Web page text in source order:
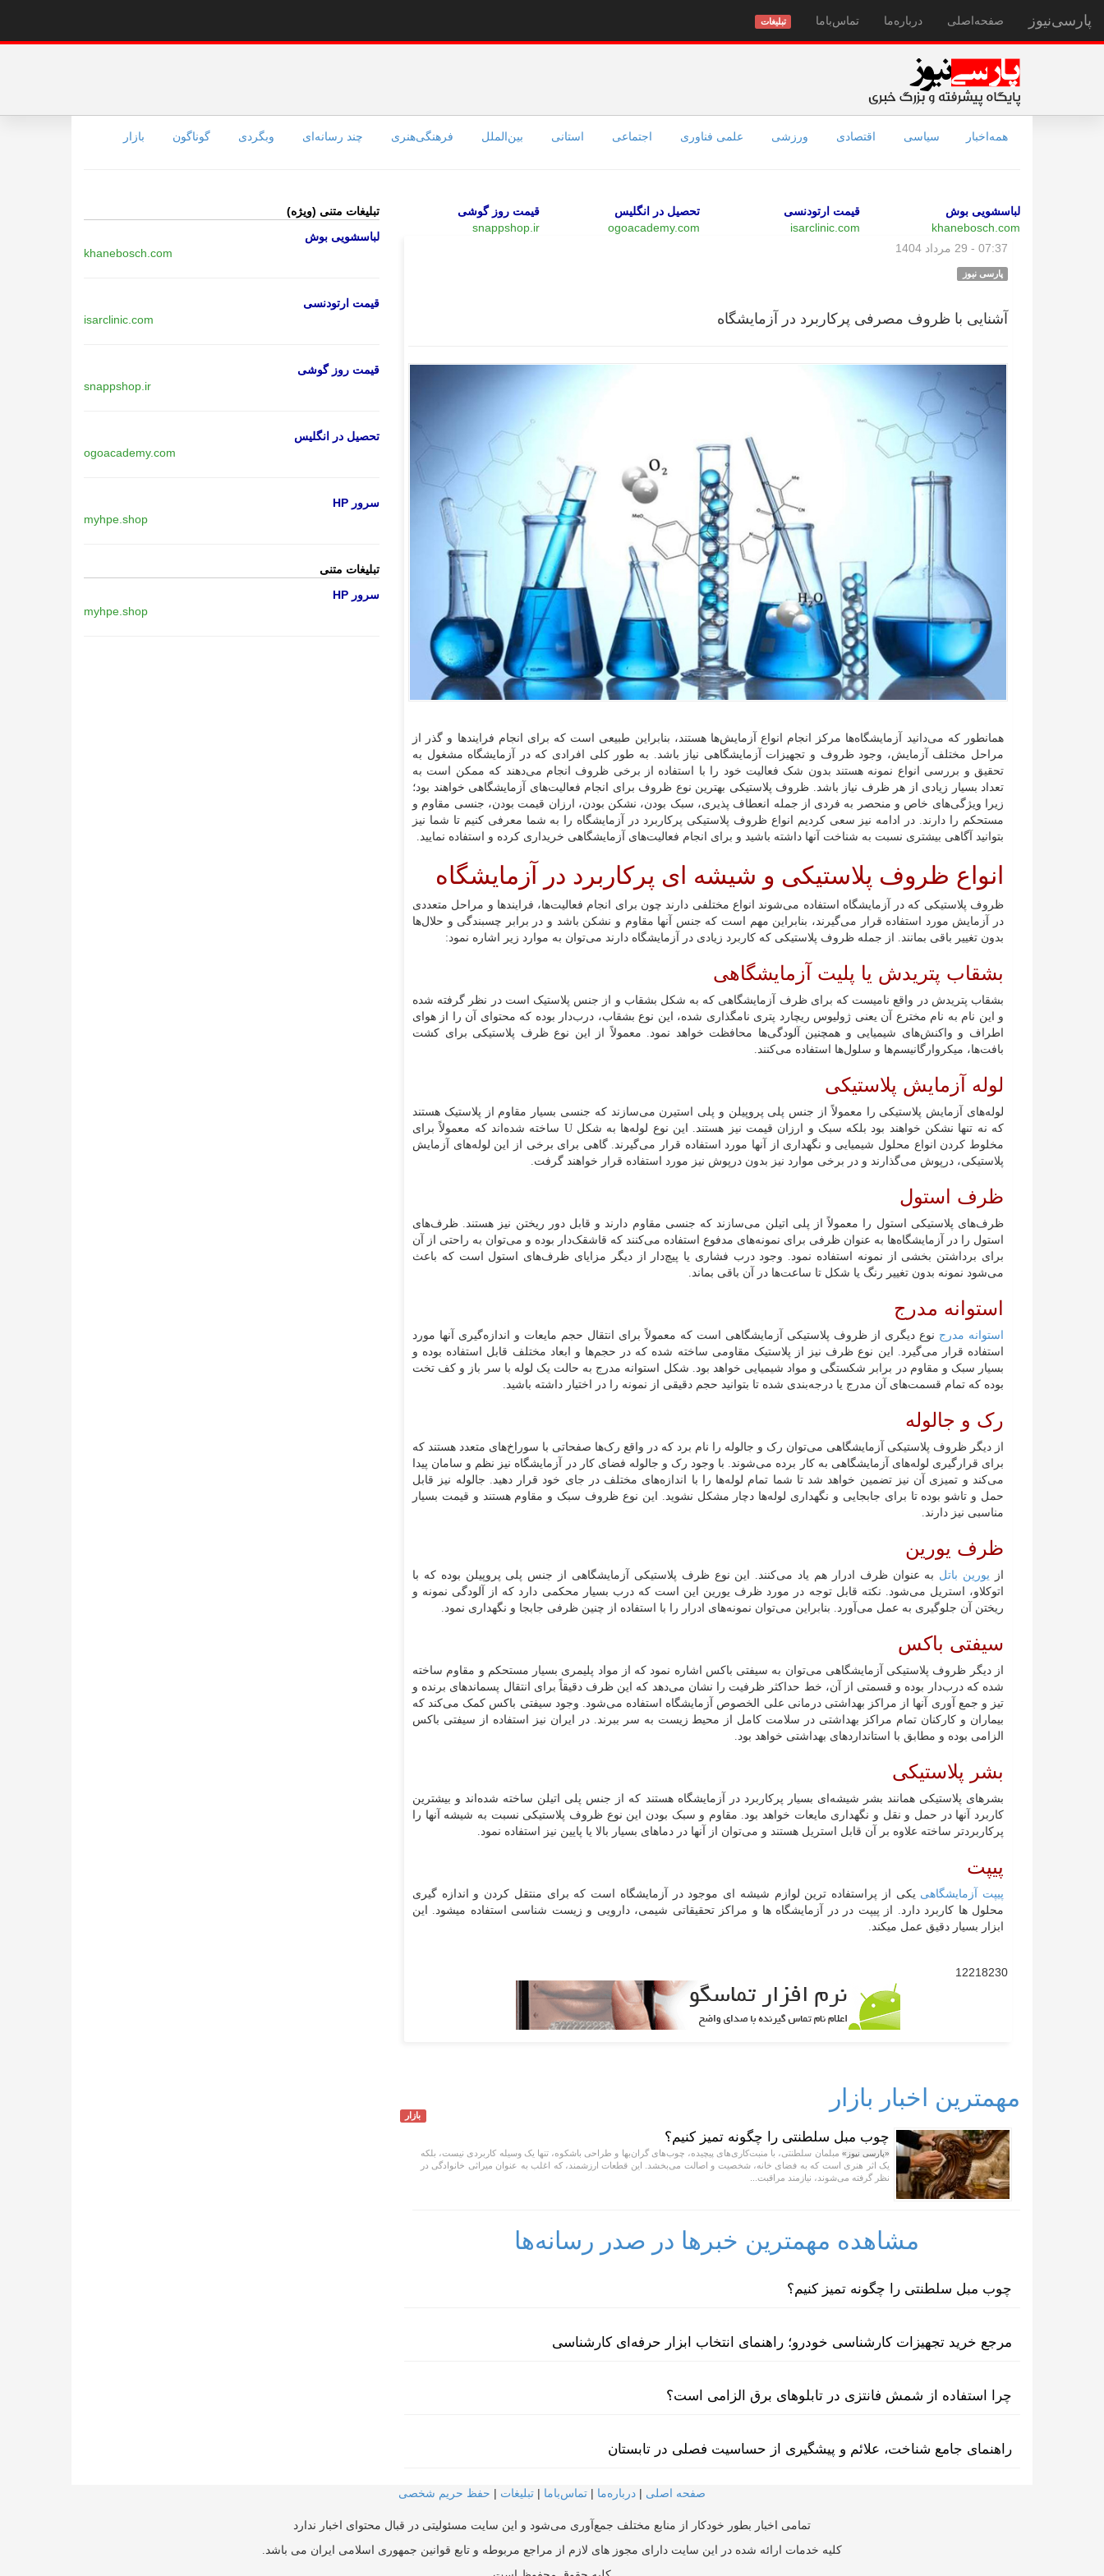
پارسی‌نیوز صفحه‌اصلی درباره‌ما تماس‌با‌ما تبلیغات
همه‌اخبار سیاسی اقتصادی ورزشی علمی فناوری اجتماعی استانی بین‌الملل فرهنگی‌هنری چند رسانه‌ای وبگردی گوناگون بازار
لباسشویی بوش
khanebosch.com
قیمت ارتودنسی
isarclinic.com
تحصیل در انگلیس
ogoacademy.com
قیمت روز گوشی
snappshop.ir
07:37 - 29 مرداد 1404
پارسی نیوز
آشنایی با ظروف مصرفی پرکاربرد در آزمایشگاه
همانطور که می‌دانید آزمایشگاه‌ها مرکز انجام انواع آزمایش‌ها هستند، بنابراین طبیعی است که برای انجام فرایندها و گذر از
مراحل مختلف آزمایش، وجود ظروف و تجهیزات آزمایشگاهی نیاز باشد. به طور کلی افرادی که در آزمایشگاه مشغول به
تحقیق و بررسی انواع نمونه هستند بدون شک فعالیت خود را با استفاده از برخی ظروف انجام می‌دهند که ممکن است به
تعداد بسیار زیادی از هر ظرف نیاز باشد. ظروف پلاستیکی بهترین نوع ظروف برای انجام فعالیت‌های آزمایشگاهی خواهند بود؛
زیرا ویژگی‌های خاص و منحصر به فردی از جمله انعطاف پذیری، سبک بودن، نشکن بودن، ارزان قیمت بودن، جنسی مقاوم و
مستحکم را دارند. در ادامه نیز سعی کردیم انواع ظروف پلاستیکی پرکاربرد در آزمایشگاه را به شما معرفی کنیم تا شما نیز
بتوانید آگاهی بیشتری نسبت به شناخت آنها داشته باشید و برای انجام فعالیت‌های آزمایشگاهی خریداری کرده و استفاده نمایید.
انواع ظروف پلاستیکی و شیشه ای پرکاربرد در آزمایشگاه
ظروف پلاستیکی که در آزمایشگاه استفاده می‌شوند انواع مختلفی دارند چون برای انجام فعالیت‌ها، فرایندها و مراحل متعددی
در آزمایش مورد استفاده قرار می‌گیرند، بنابراین مهم است که جنس آنها مقاوم و نشکن باشد و در برابر چسبندگی و حلال‌ها
بدون تغییر باقی بمانند. از جمله ظروف پلاستیکی که کاربرد زیادی در آزمایشگاه دارند می‌توان به موارد زیر اشاره نمود:
بشقاب پتریدش یا پلیت آزمایشگاهی
بشقاب پتریدش در واقع نامیست که برای ظرف آزمایشگاهی که به شکل بشقاب و از جنس پلاستیک است در نظر گرفته شده
و این نام به نام مخترع آن یعنی ژولیوس ریچارد پتری نامگذاری شده، این نوع بشقاب، درب‌دار بوده که محتوای آن را از هوای
اطراف و واکنش‌های شیمیایی و همچنین آلودگی‌ها محافظت خواهد نمود. معمولاً از این نوع ظرف پلاستیکی برای کشت
بافت‌ها، میکروارگانیسم‌ها و سلول‌ها استفاده می‌کنند.
لوله آزمایش پلاستیکی
لوله‌های آزمایش پلاستیکی را معمولاً از جنس پلی پروپیلن و پلی استیرن می‌سازند که جنسی بسیار مقاوم از پلاستیک هستند
که نه تنها نشکن خواهند بود بلکه سبک و ارزان‌ قیمت نیز هستند. این نوع لوله‌ها به شکل U ساخته شده‌اند که معمولاً برای
مخلوط کردن انواع محلول شیمیایی و نگهداری از آنها مورد استفاده قرار می‌گیرند. گاهی برای برخی از این لوله‌های آزمایش
پلاستیکی، درپوش می‌گذارند و در برخی موارد نیز بدون درپوش نیز مورد استفاده قرار خواهند گرفت.
ظرف استول
ظرف‌های پلاستیکی استول را معمولاً از پلی اتیلن می‌سازند که جنسی مقاوم دارند و قابل دور ریختن نیز هستند. ظرف‌های
استول را در آزمایشگاه‌ها به عنوان ظرفی برای نمونه‌های مدفوع استفاده می‌کنند که قاشقک‌دار بوده و می‌توان به راحتی از آن
برای برداشتن بخشی از نمونه استفاده نمود. وجود درب فشاری یا پیچ‌دار از دیگر مزایای ظرف‌های استول است که باعث
می‌شود نمونه بدون تغییر رنگ یا شکل تا ساعت‌ها در آن باقی بماند.
استوانه مدرج
استوانه مدرج نوع دیگری از ظروف پلاستیکی آزمایشگاهی است که معمولاً برای انتقال حجم مایعات و اندازه‌گیری آنها مورد
استفاده قرار می‌گیرد. این نوع ظرف نیز از پلاستیک مقاومی ساخته شده که در حجم‌ها و ابعاد مختلف قابل استفاده بوده و
بسیار سبک و مقاوم در برابر شکستگی و مواد شیمیایی خواهد بود. شکل استوانه مدرج به حالت یک لوله با سر باز و کف تخت
بوده که تمام قسمت‌های آن مدرج یا درجه‌بندی شده تا بتوانید حجم دقیقی از نمونه را در اختیار داشته باشید.
رک و جالوله
از دیگر ظروف پلاستیکی آزمایشگاهی می‌توان رک و جالوله را نام برد که در واقع رک‌ها صفحاتی با سوراخ‌های متعدد هستند که
برای قرارگیری لوله‌های آزمایشگاهی به کار برده می‌شوند. با وجود رک و جالوله فضای کار در آزمایشگاه نیز نظم و سامان پیدا
می‌کند و تمیزی آن نیز تضمین خواهد شد تا شما تمام لوله‌ها را با اندازه‌های مختلف در جای خود قرار دهید. جالوله نیز قابل
حمل و تاشو بوده تا برای جابجایی و نگهداری لوله‌ها دچار مشکل نشوید. این نوع ظروف سبک و مقاوم هستند و قیمت بسیار
مناسبی نیز دارند.
ظرف یورین
از یورین باتل به عنوان ظرف ادرار هم یاد می‌کنند. این نوع ظرف پلاستیکی آزمایشگاهی از جنس پلی پروپیلن بوده که با
اتوکلاو، استریل می‌شود. نکته قابل توجه در مورد ظرف یورین این است که درب بسیار محکمی دارد که از آلودگی نمونه و
ریختن آن جلوگیری به عمل می‌آورد. بنابراین می‌توان نمونه‌های ادرار را با استفاده از چنین ظرفی جابجا و نگهداری نمود.
سیفتی باکس
از دیگر ظروف پلاستیکی آزمایشگاهی می‌توان به سیفتی باکس اشاره نمود که از مواد پلیمری بسیار مستحکم و مقاوم ساخته
شده که درب‌دار بوده و قسمتی از آن، خط حداکثر ظرفیت را نشان می‌دهد که این ظرف دقیقاً برای انتقال پسماندهای برنده و
تیز و جمع آوری آنها از مراکز بهداشتی درمانی علی الخصوص آزمایشگاه استفاده می‌شود. وجود سیفتی باکس کمک می‌کند که
بیماران و کارکنان تمام مراکز بهداشتی در سلامت کامل از محیط زیست به سر ببرند. در ایران نیز استفاده از سیفتی باکس
الزامی بوده و مطابق با استانداردهای بهداشتی خواهد بود.
بشر پلاستیکی
بشرهای پلاستیکی همانند بشر شیشه‌ای بسیار پرکاربرد در آزمایشگاه هستند که از جنس پلی اتیلن ساخته شده‌اند و بیشترین
کاربرد آنها در حمل و نقل و نگهداری مایعات خواهد بود. مقاوم و سبک بودن این نوع ظروف پلاستیکی نسبت به شیشه آنها را
پرکاربردتر ساخته علاوه بر آن قابل استریل هستند و می‌توان از آنها در دماهای بسیار بالا یا پایین نیز استفاده نمود.
پیپت
پیپت آزمایشگاهی یکی از پراستفاده ترین لوازم شیشه ای موجود در آزمایشگاه است که برای منتقل کردن و اندازه گیری
محلول ها کاربرد دارد. از پیپت در در آزمایشگاه ها و مراکز تحقیقاتی شیمی، دارویی و زیست شناسی استفاده میشود. این
ابزار بسیار دقیق عمل میکند.
12218230
مهمترین اخبار بازار
بازار
چوب مبل سلطنتی را چگونه تمیز کنیم؟
«پارسی نیوز» مبلمان سلطنتی، با منبت‌کاری‌های پیچیده، چوب‌های گران‌بها و طراحی باشکوه، تنها یک وسیله کاربردی نیست، بلکه
یک اثر هنری است که به فضای خانه، شخصیت و اصالت می‌بخشد. این قطعات ارزشمند، که اغلب به عنوان میراثی خانوادگی در
نظر گرفته می‌شوند، نیازمند مراقبت...
مشاهده مهمترین خبرها در صدر رسانه‌ها
چوب مبل سلطنتی را چگونه تمیز کنیم؟
مرجع خرید تجهیزات کارشناسی خودرو؛ راهنمای انتخاب ابزار حرفه‌ای کارشناسی
چرا استفاده از شمش فانتزی در تابلوهای برق الزامی است؟
راهنمای جامع شناخت، علائم و پیشگیری از حساسیت فصلی در تابستان
تبلیغات متنی (ویژه)
لباسشویی بوش
khanebosch.com
قیمت ارتودنسی
isarclinic.com
قیمت روز گوشی
snappshop.ir
تحصیل در انگلیس
ogoacademy.com
سرور HP
myhpe.shop
تبلیغات متنی
سرور HP
myhpe.shop
صفحه اصلی | درباره‌ما | تماس‌با‌ما | تبلیغات | حفظ حریم شخصی
تمامی اخبار بطور خودکار از منابع مختلف جمع‌آوری می‌شود و این سایت مسئولیتی در قبال محتوای اخبار ندارد
کلیه خدمات ارائه شده در این سایت دارای مجوز های لازم از مراجع مربوطه و تابع قوانین جمهوری اسلامی ایران می باشد.